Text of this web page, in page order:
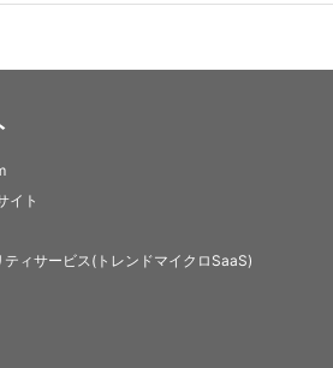
イト
ティサービス(トレンドマイクロSaaS)